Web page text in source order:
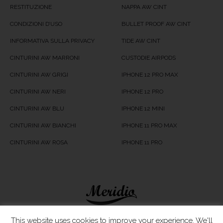
RESTITUZIONE
CONDIZIONI D’USO
INFORMATIVA SULLA PRIVACY
CINTURINI AW MARRONI
CINTURINI AW GRIGI
CINTURINI AW NERI
CINTURINI AW BLU
CINTURINI AW BIANCHI
CINTURINI AW ROSA
NAPPA AW CINT
BULLET PROOF AW CINT
TIDE AW CINT
CUSTODIE AIRPODS
IPHONE 12 PRO MAX
IPHONE 12 PRO
IPHONE 12 MINI
IPHONE 11 PRO MAX
IPHONE 11 PRO
Meridio LTD © 2020
This website uses cookies to improve your experience. We'll